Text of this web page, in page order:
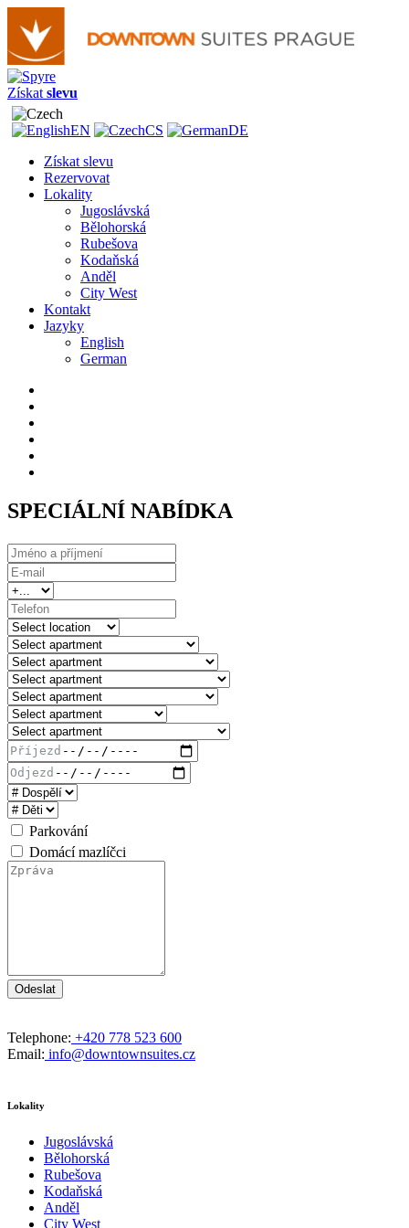
Získat slevu
EN CS
DE
Získat slevu
Rezervovat
Lokality
Jugoslávská
Bělohorská
Rubešova
Kodaňská
Anděl
City West
Kontakt
Jazyky
English
German
SPECIÁLNÍ NABÍDKA
Parkování
Domácí mazlíčci
Odeslat
Telephone: +420 778 523 600
Email: info@downtownsuites.cz
Lokality
Jugoslávská
Bělohorská
Rubešova
Kodaňská
Anděl
City West